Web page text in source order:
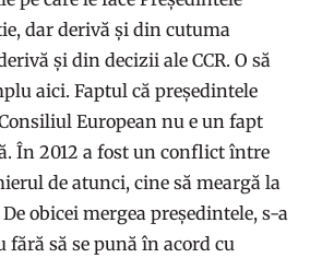
dar derivă și din cutuma
și din decizii ale CCR. O să
aici. Faptul că președintele
European nu e un fapt
În 2012 a fost un conflict între
de atunci, cine să meargă la
obicei mergea președintele, s-a
să se pună în acord cu